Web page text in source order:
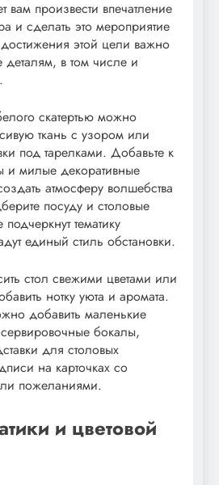
вам произвести впечатление
и сделать это мероприятие
этой цели важно
деталям, в том числе и
скатертью можно
ткань с узором или
под тарелками. Добавьте к
и милые декоративные
атмосферу волшебства
посуду и столовые
тематику
единый стиль обстановки.
стол свежими цветами или
нотку уюта и аромата.
добавить маленькие
сервировочные бокалы,
для столовых
на карточках со
пожеланиями.
и цветовой